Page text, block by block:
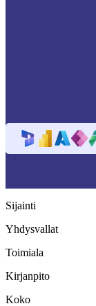
Sijainti
Yhdysvallat
Toimiala
Kirjanpito
Koko